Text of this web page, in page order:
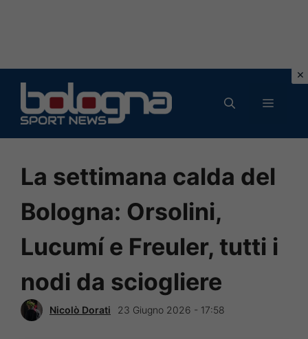
contenuto
MENU
La settimana calda del
Bologna: Orsolini,
Lucumí e Freuler, tutti i
nodi da sciogliere
Nicolò Dorati 23 Giugno 2026 - 17:58